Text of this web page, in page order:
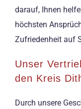
darauf, Ihnen
höchsten
Zufriedenheit auf
Unser
den Kreis
Durch unsere